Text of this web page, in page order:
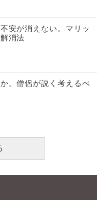
安が消えない。マリッ
消法
。僧侶が説く考えるべ